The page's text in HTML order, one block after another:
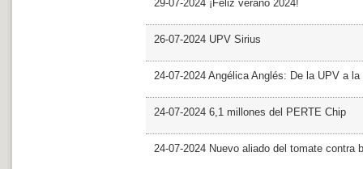
29-07-2024 ¡Feliz verano 2024!
26-07-2024 UPV Sirius
24-07-2024 Angélica Anglés: De la UPV a
24-07-2024 6,1 millones del PERTE Chip
24-07-2024 Nuevo aliado del tomate contra